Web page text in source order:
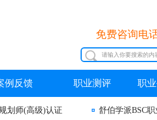
免费咨询电
例反馈 职业测评 职
划师(高级)认证 舒伯学派BSC